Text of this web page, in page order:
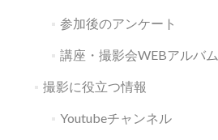
参加後のアンケート
講座・撮影会WEBアルバム
撮影に役立つ情報
Youtubeチャンネル